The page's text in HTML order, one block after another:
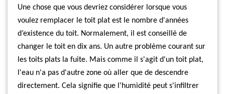
Une chose que vous devriez considérer lorsque vous
voulez remplacer le toit plat est le nombre d'années
d’existence du toit. Normalement, il est conseillé de
changer le toit en dix ans. Un autre problème courant sur
les toits plats la fuite. Mais comme il s'agit d'un toit plat,
l'eau n'a pas d'autre zone où aller que de descendre
directement. Cela signifie que l'humidité peut s'infiltrer